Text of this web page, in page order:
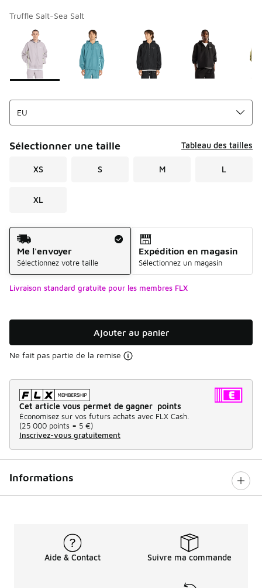
Truffle Salt-Sea Salt
Page 1 sur 1 affichant 1 à 5 des 5 couleurs.
Merci de sélectionner un style
Sélectionner une taille Tableau des tailles
XS S M L
XL
Mode d'expédition
Me l'envoyer
Sélectionnez votre taille
Expédition en magasin
Sélectionnez un magasin
Livraison standard gratuite pour les membres FLX
Ajouter au panier
Ne fait pas partie de la remise
Cet article vous permet de gagner points
Économisez sur vos futurs achats avec FLX Cash.
(25 000 points = 5 €)
Inscrivez-vous gratuitement
Informations
Aide & Contact Suivre ma commande